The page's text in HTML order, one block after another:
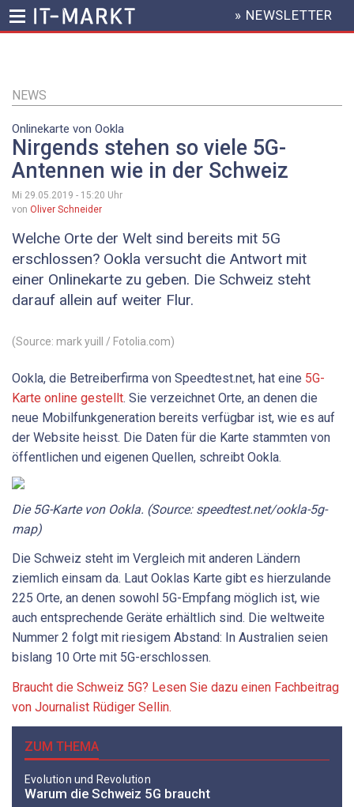
Inhalt
HEADER
MENU
» NEWSLETTER
NEWS
Onlinekarte von Ookla
Nirgends stehen so viele 5G-
Antennen wie in der Schweiz
Mi 29.05.2019 - 15:20 Uhr
von Oliver Schneider
Welche Orte der Welt sind bereits mit 5G
erschlossen? Ookla versucht die Antwort mit
einer Onlinekarte zu geben. Die Schweiz steht
darauf allein auf weiter Flur.
(Source: mark yuill / Fotolia.com)
Ookla, die Betreiberfirma von Speedtest.net, hat eine 5G-
Karte online gestellt. Sie verzeichnet Orte, an denen die
neue Mobilfunkgeneration bereits verfügbar ist, wie es auf
der Website heisst. Die Daten für die Karte stammten von
öffentlichen und eigenen Quellen, schreibt Ookla.
Die 5G-Karte von Ookla. (Source: speedtest.net/ookla-5g-
map)
Die Schweiz steht im Vergleich mit anderen Ländern
ziemlich einsam da. Laut Ooklas Karte gibt es hierzulande
225 Orte, an denen sowohl 5G-Empfang möglich ist, wie
auch entsprechende Geräte erhältlich sind. Die weltweite
Nummer 2 folgt mit riesigem Abstand: In Australien seien
bislang 10 Orte mit 5G-erschlossen.
Braucht die Schweiz 5G? Lesen Sie dazu einen Fachbeitrag
von Journalist Rüdiger Sellin.
ZUM THEMA
Evolution und Revolution
Warum die Schweiz 5G braucht